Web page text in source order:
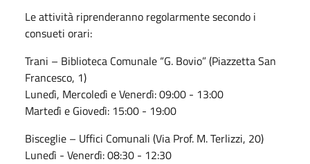
Le attività riprenderanno regolarmente secondo i
consueti orari:
Trani – Biblioteca Comunale “G. Bovio” (Piazzetta San
Francesco, 1)
Lunedì, Mercoledì e Venerdì: 09:00 - 13:00
Martedì e Giovedì: 15:00 - 19:00
Bisceglie – Uffici Comunali (Via Prof. M. Terlizzi, 20)
Lunedì - Venerdì: 08:30 - 12:30